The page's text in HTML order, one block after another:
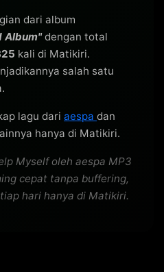
dari album
Album"dengan total
kali di Matikiri.
salah satu
lagu dari aespa dan
hanya di Matikiri.
Myself oleh aespa MP3
cepat tanpa buffering,
hari hanya di Matikiri.